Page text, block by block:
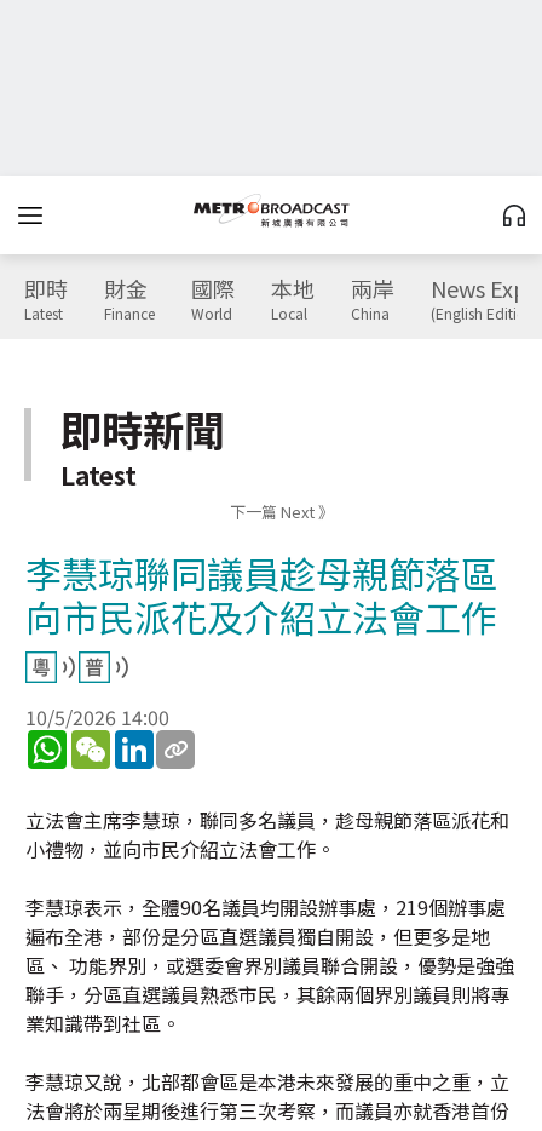
即時
Latest
財金
Finance
國際
World
本地
Local
兩岸
China
News
(English Edition)
即時新聞
Latest
下一篇 Next 》
李慧琼聯同議員趁母親節落區
向市民派花及介紹立法會工作
10/5/2026 14:00
WhatsApp
WeChatLinkedIn
立法會主席李慧琼，聯同多名議員，趁母親節落區派花和
小禮物，並向市民介紹立法會工作。
李慧琼表示，全體90名議員均開設辦事處，219個辦事處
遍布全港，部份是分區直選議員獨自開設，但更多是地
區、 功能界別，或選委會界別議員聯合開設，優勢是強強
聯手，分區直選議員熟悉市民，其餘兩個界別議員則將專
業知識帶到社區。
李慧琼又說，北部都會區是本港未來發展的重中之重，立
法會將於兩星期後進行第三次考察，而議員亦就香港首份